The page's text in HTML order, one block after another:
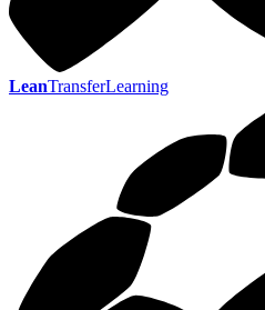
LeanTransferLearning